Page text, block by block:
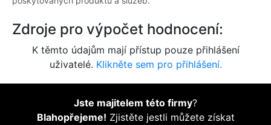
Zdroje pro výpočet hodnocení:
K těmto údajům mají přístup pouze přihlášení
uživatelé. Klikněte sem pro přihlášení.
Jste majitelem této firmy?
Blahopřejeme! Zjistěte jestli můžete získat